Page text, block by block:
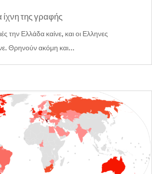
ίχνη της γραφής
την Ελλάδα καίνε, και οι Ελληνες
Θρηνούν ακόμη και...